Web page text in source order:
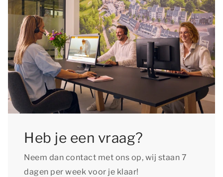
beschikbaar is.
accommodatietype staat aangegeven of en
hoeveel huisdieren in dat type welkom zijn.
Tijdens het plaatsen van je reservering is het
verplicht om je huisdieren bij te boeken en de
huisdierentoeslag te voldoen.
Heb je een vraag?
Neem dan contact met ons op, wij staan 7
dagen per week voor je klaar!